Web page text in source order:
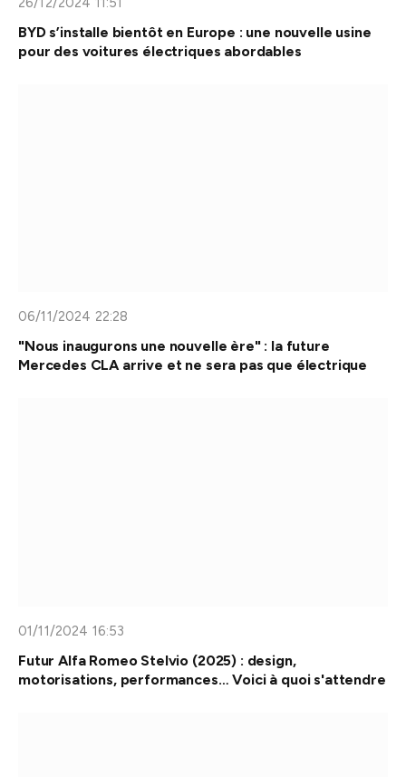
BYD s’installe bientôt en Europe : une nouvelle usine
pour des voitures électriques abordables
06/11/2024 22:28
"Nous inaugurons une nouvelle ère" : la future
Mercedes CLA arrive et ne sera pas que électrique
01/11/2024 16:53
Futur Alfa Romeo Stelvio (2025) : design,
motorisations, performances… Voici à quoi s'attendre